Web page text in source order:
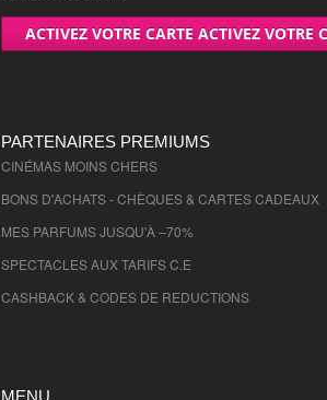
ACTIVEZ VOTRE CARTE ACTIVEZ VOTRE
PARTENAIRES PREMIUMS
CINÉMAS MOINS CHERS
BONS D'ACHATS - CHÈQUES & CARTES CADEAUX
MES PARFUMS JUSQU'À –70%
SPECTACLES AUX TARIFS C.E
CASHBACK & CODES DE REDUCTIONS
MENU